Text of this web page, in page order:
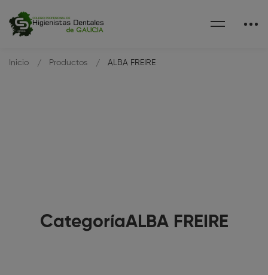
CategoríaALBA FREIRE
Inicio Productos ALBA FREIRE